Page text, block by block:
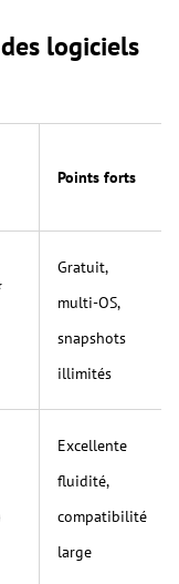
logiciels
Points forts
Gratuit,
multi-OS,
snapshots
illimités
Excellente
fluidité,
compatibilité
large